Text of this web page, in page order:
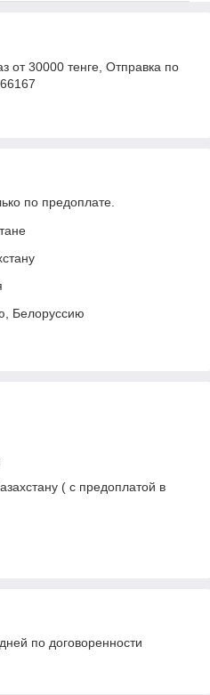
от 30000 тенге, Отправка по
по предоплате.
Белоруссию
( с предоплатой в
по договоренности